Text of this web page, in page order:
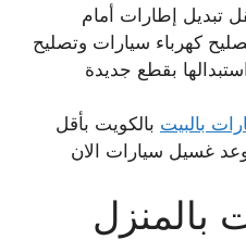
تبديل إطارات أمام
كهرباء سيارات وتصليح
بقطع جديدة
بالبيت بالكويت بأقل
غسيل سيارات الان
بالمنزل